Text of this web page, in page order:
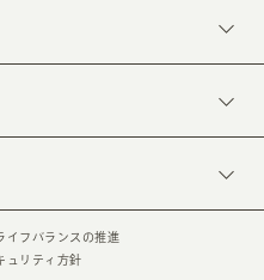
イフバランスの推進
ュリティ方針